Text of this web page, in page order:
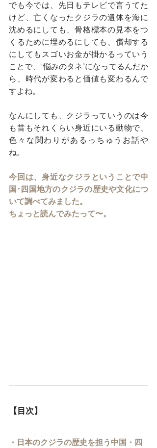
でも今では、先日もテレビで言うてた
けど、亡くなったクジラの遺体を海に
沈めるにしても、骨格標本の見本をつ
くるために埋めるにしても、償却する
にしてもスゴいお金が掛かるっていう
ことで、“悩みのタネ”になってるんだか
ら、時代が変わると価値も変わるんで
すよね。
なんにしても、クジラっていうのは今
も昔もそれくらい身近にいる動物で、
色々な関わりがあるっちゅうお話や
ね。
今回は、身近なクジラということで中
国･四国地方のクジラの歴史や文化につ
いて調べてみました。
ちょっと読んでみたって〜。
【目次】
・日本のクジラの歴史を担う中国・四